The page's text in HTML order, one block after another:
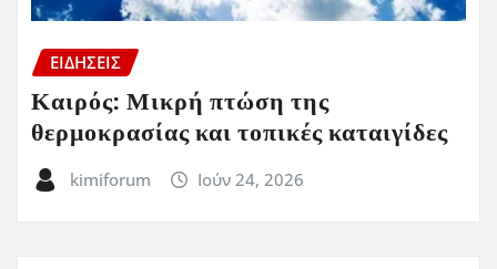
ΕΙΔΗΣΕΙΣ
Καιρός: Μικρή πτώση της
θερμοκρασίας και τοπικές καταιγίδες
kimiforum Ιούν 24, 2026